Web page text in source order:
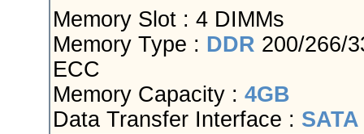
Memory Slot : 4 DIMMs
Memory Type : DDR 200/266/
ECC
Memory Capacity : 4GB
Data Transfer Interface :